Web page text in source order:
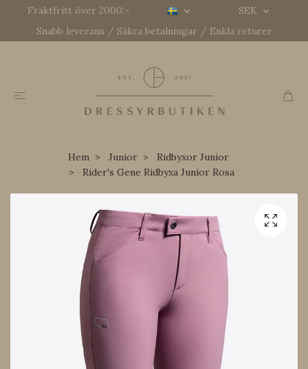
Fraktfritt över 2000:-
SEK
Snabb leverans / Säkra betalningar / Enkla returer
Hem Junior
Ridbyxor Junior
Rider's Gene Ridbyxa Junior Rosa